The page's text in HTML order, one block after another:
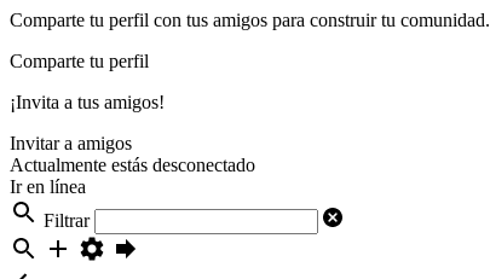
Comparte tu perfil con tus amigos para construir tu comunidad.
Comparte tu perfil
¡Invita a tus amigos!
Invitar a amigos
Actualmente estás desconectado
Ir en línea
Filtrar